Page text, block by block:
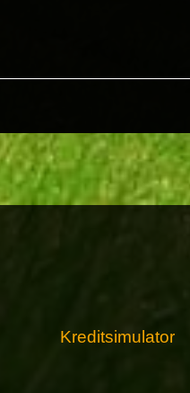
Kreditsimulator